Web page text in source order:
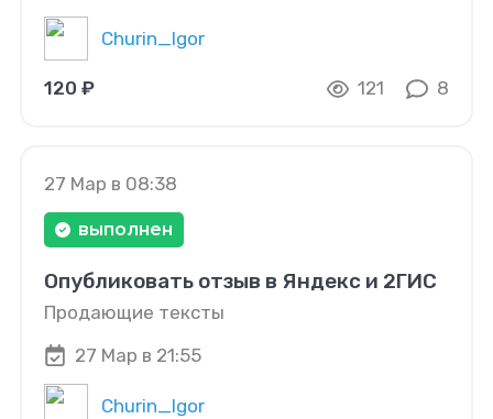
Churin_Igor
120 ₽ 121 8
27 Мар в 08:38
выполнен
Опубликовать отзыв в Яндекс и 2ГИС
Продающие тексты
27 Мар в 21:55
Churin_Igor